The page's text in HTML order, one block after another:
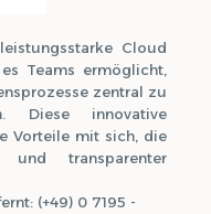
Cloud
Teams ermöglicht,
zentral zu
Diese innovative
Vorteile mit sich, die
und transparenter
(+49) 0 7195 -